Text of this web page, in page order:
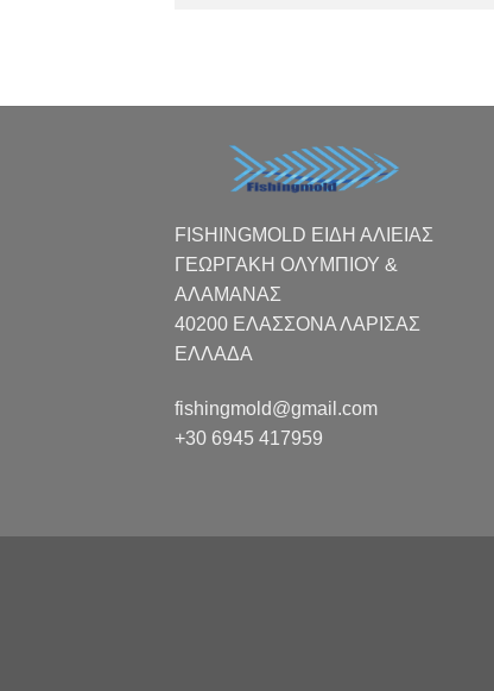
FISHINGMOLD ΕΙΔΗ ΑΛΙΕΙΑΣ
ΓΕΩΡΓΑΚΗ ΟΛΥΜΠΙΟΥ &
ΑΛΑΜΑΝΑΣ
40200 ΕΛΑΣΣΟΝΑ ΛΑΡΙΣΑΣ
EΛΛΑΔΑ
fishingmold@gmail.com
+30 6945 417959